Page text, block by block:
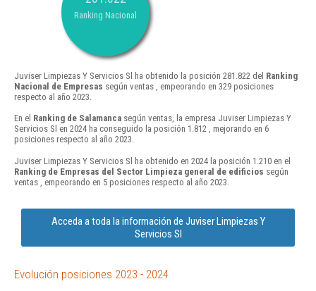
Ranking Nacional
Juviser Limpiezas Y Servicios Sl ha obtenido la posición 281.822 del Ranking
Nacional de Empresas según ventas , empeorando en 329 posiciones
respecto al año 2023.
En el Ranking de Salamanca según ventas, la empresa Juviser Limpiezas Y
Servicios Sl en 2024 ha conseguido la posición 1.812 , mejorando en 6
posiciones respecto al año 2023.
Juviser Limpiezas Y Servicios Sl ha obtenido en 2024 la posición 1.210 en el
Ranking de Empresas del Sector Limpieza general de edificios según
ventas , empeorando en 5 posiciones respecto al año 2023.
Acceda a toda la información de Juviser Limpiezas Y
Servicios Sl
Evolución posiciones 2023 - 2024